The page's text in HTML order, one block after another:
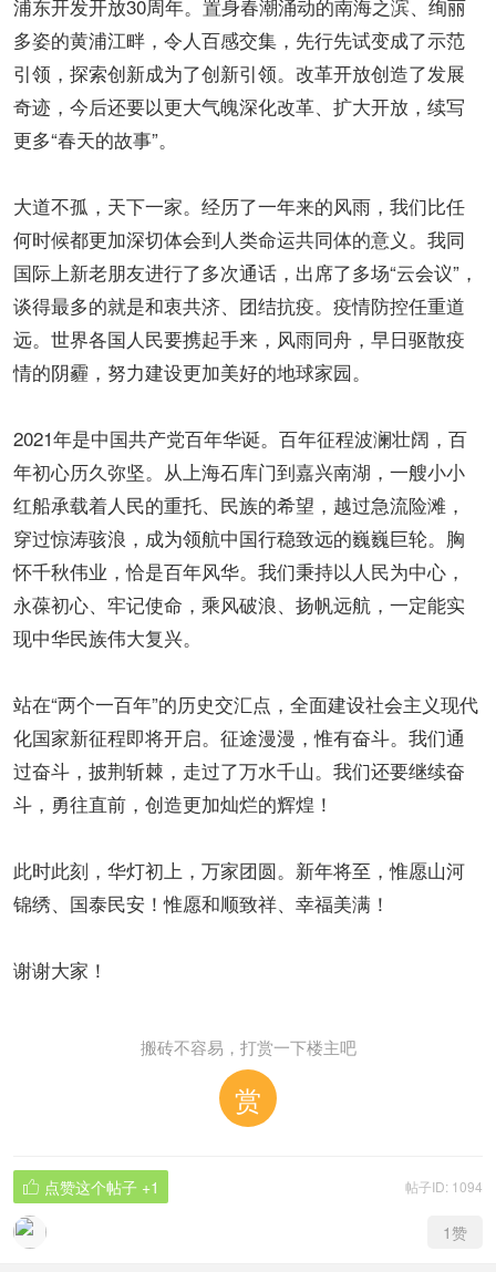
浦东开发开放30周年。置身春潮涌动的南海之滨、绚丽
多姿的黄浦江畔，令人百感交集，先行先试变成了示范
引领，探索创新成为了创新引领。改革开放创造了发展
奇迹，今后还要以更大气魄深化改革、扩大开放，续写
更多“春天的故事”。
大道不孤，天下一家。经历了一年来的风雨，我们比任
何时候都更加深切体会到人类命运共同体的意义。我同
国际上新老朋友进行了多次通话，出席了多场“云会议”，
谈得最多的就是和衷共济、团结抗疫。疫情防控任重道
远。世界各国人民要携起手来，风雨同舟，早日驱散疫
情的阴霾，努力建设更加美好的地球家园。
2021年是中国共产党百年华诞。百年征程波澜壮阔，百
年初心历久弥坚。从上海石库门到嘉兴南湖，一艘小小
红船承载着人民的重托、民族的希望，越过急流险滩，
穿过惊涛骇浪，成为领航中国行稳致远的巍巍巨轮。胸
怀千秋伟业，恰是百年风华。我们秉持以人民为中心，
永葆初心、牢记使命，乘风破浪、扬帆远航，一定能实
现中华民族伟大复兴。
站在“两个一百年”的历史交汇点，全面建设社会主义现代
化国家新征程即将开启。征途漫漫，惟有奋斗。我们通
过奋斗，披荆斩棘，走过了万水千山。我们还要继续奋
斗，勇往直前，创造更加灿烂的辉煌！
此时此刻，华灯初上，万家团圆。新年将至，惟愿山河
锦绣、国泰民安！惟愿和顺致祥、幸福美满！
谢谢大家！
搬砖不容易，打赏一下楼主吧
赏
帖子ID: 1094
 点赞这个帖子 +1
1赞